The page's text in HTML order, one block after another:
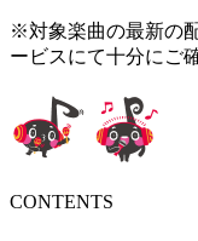
※対象楽曲の最新の
ービスにて十分にご
CONTENTS